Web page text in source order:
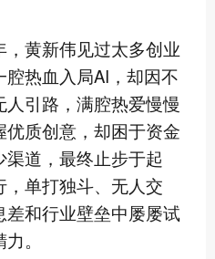
黄新伟见过太多创业
热血入局AI，却因不
引路，满腔热爱慢慢
质创意，却困于资金
道，最终止步于起
单打独斗、无人交
和行业壁垒中屡屡试
。